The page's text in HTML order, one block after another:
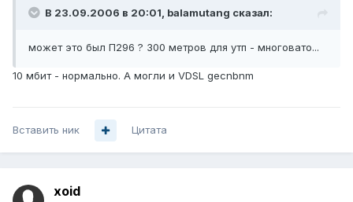
В 23.09.2006 в 20:01, balamutang сказал:
может это был П296 ? 300 метров для утп - многовато...
10 мбит - нормально. А могли и VDSL gecnbnm
Вставить ник Цитата
xoid